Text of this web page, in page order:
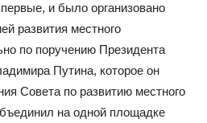
и было организовано
развития местного
по поручению Президента
Путина, которое он
Совета по развитию местного
на одной площадке